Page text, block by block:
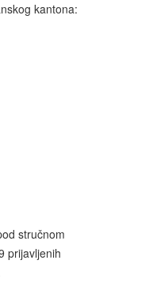
kantona:
stručnom
prijavljenih